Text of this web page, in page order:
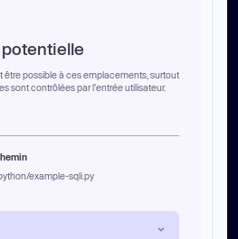
être possible à ces emplacements, surtout
sont contrôlées par l'entrée utilisateur.
example-sqli.py